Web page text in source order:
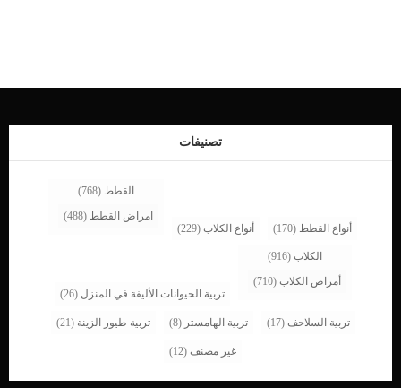
تصنيفات
أنواع القطط (170) أنواع الكلاب (229)
القطط (768)
امراض القطط (488)
الكلاب (916)
أمراض الكلاب (710)
تربية الحيوانات الأليفة في المنزل (26)
تربية السلاحف (17) تربية الهامستر (8) تربية طيور الزينة (21)
غير مصنف (12)